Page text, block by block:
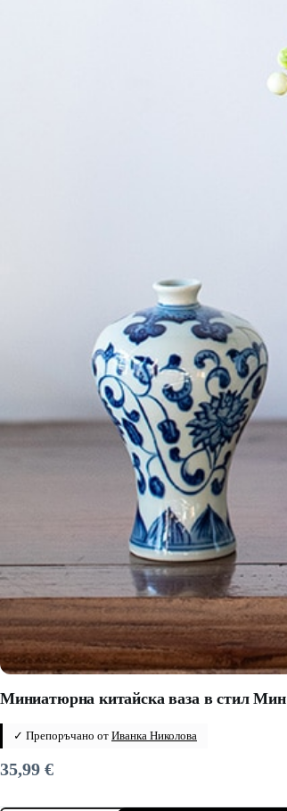
Миниатюрна китайска ваза в стил Мин
✓ Препоръчано от Иванка Николова
35,99 €